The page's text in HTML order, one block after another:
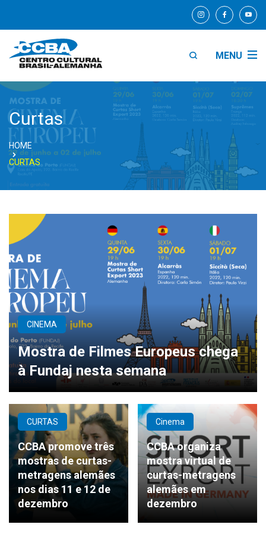
MENU
Curtas
HOME
CURTAS
CINEMA
Mostra de Filmes Europeus chega
à Fundaj nesta semana
CURTAS
CCBA promove três
mostras de curtas-
metragens alemães
nos dias 11 e 12 de
dezembro
Cinema
CCBA organiza
mostra virtual de
curtas-metragens
alemães em
dezembro